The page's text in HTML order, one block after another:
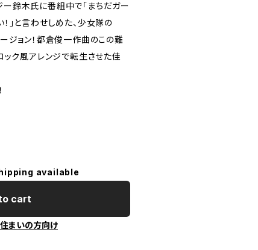
鈴木氏に番組中で「まちだガー
」と言わせしめた、少女隊の
ジョン！都倉俊一作曲のこの難
ク風アレンジで転生させた佳
available
cart
まいの方向け